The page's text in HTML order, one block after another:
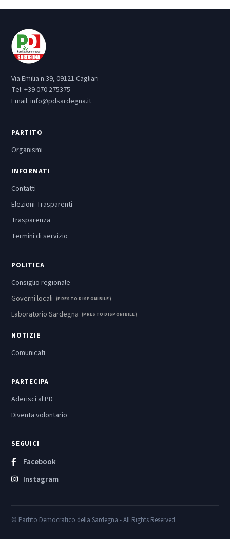
Via Emilia n.39, 09121 Cagliari
Tel: +39 070 275375
Email: info@pdsardegna.it
PARTITO
Organismi
INFORMATI
Contatti
Elezioni Trasparenti
Trasparenza
Termini di servizio
POLITICA
Consiglio regionale
Governi locali (PRESTO DISPONIBILE)
Laboratorio Sardegna (PRESTO DISPONIBILE)
NOTIZIE
Comunicati
PARTECIPA
Aderisci al PD
Diventa volontario
SEGUICI
Facebook
Instagram
© Partito Democratico della Sardegna - All Rights Reserved